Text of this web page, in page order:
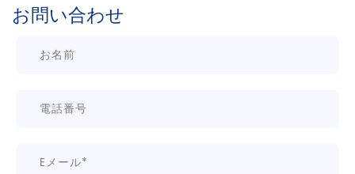
お問い合わせ